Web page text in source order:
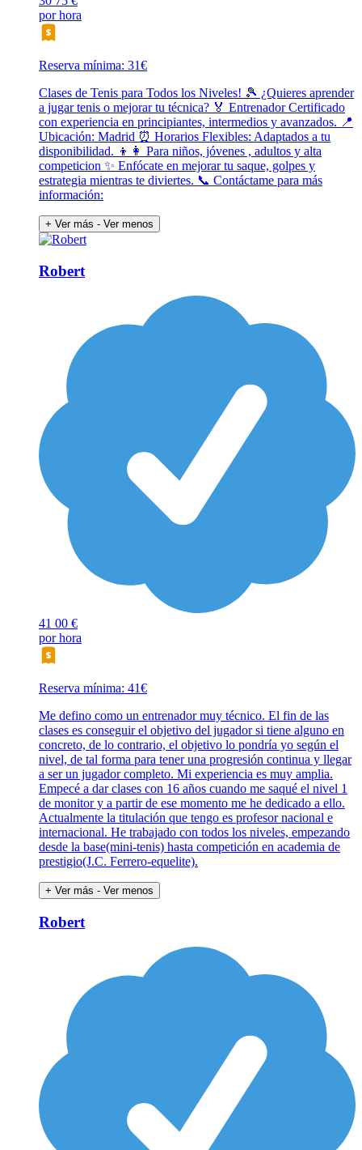
por hora
Reserva mínima: 31€
Clases de Tenis para Todos los Niveles! 🎾 ¿Quieres aprender
a jugar tenis o mejorar tu técnica? 🏅 Entrenador Certificado
con experiencia en principiantes, intermedios y avanzados. 📍
Ubicación: Madrid ⏰ Horarios Flexibles: Adaptados a tu
disponibilidad. 👦👩 Para niños, jóvenes , adultos y alta
competicion ✨ Enfócate en mejorar tu saque, golpes y
estrategia mientras te diviertes. 📞 Contáctame para más
información:
+ Ver más - Ver menos
Robert
41 00 €
por hora
Reserva mínima: 41€
Me defino como un entrenador muy técnico. El fin de las
clases es conseguir el objetivo del jugador si tiene alguno en
concreto, de lo contrario, el objetivo lo pondría yo según el
nivel, de tal forma para tener una progresión continua y llegar
a ser un jugador completo. Mi experiencia es muy amplia.
Empecé a dar clases con 16 años cuando me saqué el nivel 1
de monitor y a partir de ese momento me he dedicado a ello.
Actualmente la titulación que tengo es profesor nacional e
internacional. He trabajado con todos los niveles, empezando
desde la base(mini-tenis) hasta competición en academia de
prestigio(J.C. Ferrero-equelite).
+ Ver más - Ver menos
Robert